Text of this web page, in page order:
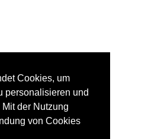
Cookies, um
personalisieren und
der Nutzung
von Cookies